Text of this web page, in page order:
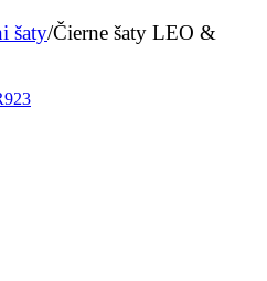
šaty/Čierne šaty LEO &